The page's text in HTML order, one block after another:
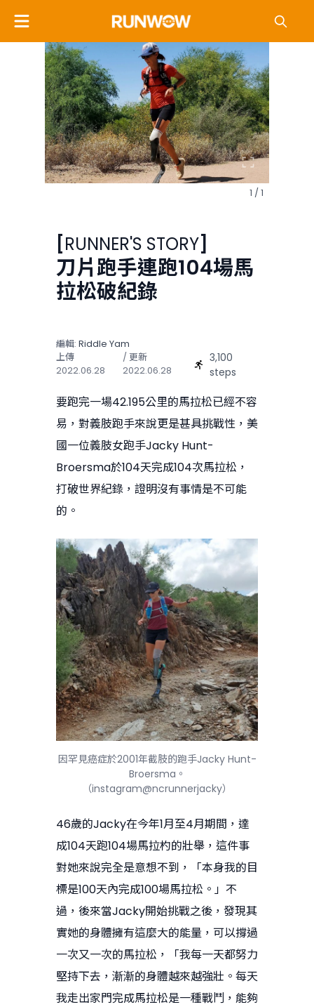
1 / 1
[RUNNER'S STORY]
刀片跑手連跑104場馬
拉松破紀錄
編輯: Riddle Yam
上傳
2022.06.28
/ 更新
2022.06.28
3,100
steps
要跑完一場42.195公里的馬拉松已經不容
易，對義肢跑手來說更是甚具挑戰性，美
國一位義肢女跑手Jacky Hunt-
Broersma於104天完成104次馬拉松，
打破世界紀錄，證明沒有事情是不可能
的。
因罕見癌症於2001年截肢的跑手Jacky Hunt-
Broersma。
（instagram@ncrunnerjacky）
46歲的Jacky在今年1月至4月期間，達
成104天跑104場馬拉杓的壯舉，這件事
對她來說完全是意想不到，「本身我的目
標是100天內完成100場馬拉松。」不
過，後來當Jacky開始挑戰之後，發現其
實她的身體擁有這麼大的能量，可以撐過
一次又一次的馬拉松，「我每一天都努力
堅持下去，漸漸的身體越來越強壯。每天
我走出家門完成馬拉松是一種戰鬥，能夠